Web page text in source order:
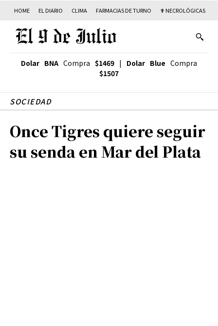
HOME EL DIARIO CLIMA FARMACIAS DE TURNO ✟ NECROLÓGICAS
Dolar BNA Compra $1469 | Dolar Blue Compra
$1507
SOCIEDAD
Once Tigres quiere seguir
su senda en Mar del Plata